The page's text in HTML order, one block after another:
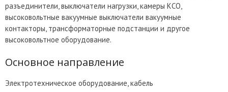
разъединители, выключатели нагрузки, камеры КСО,
высоковольтные вакуумные выключатели вакуумные
контакторы, трансформаторные подстанции и другое
высоковольтное оборудование.
Основное направление
Электротехническое оборудование, кабель